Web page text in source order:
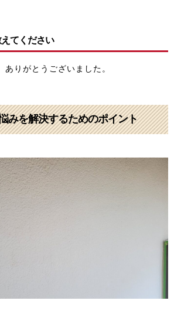
てください
ありがとうございました。
みを解決するためのポイント